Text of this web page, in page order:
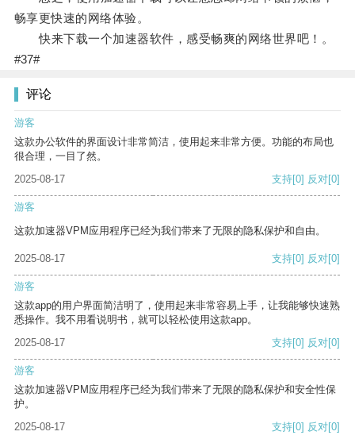
畅享更快速的网络体验。
快来下载一个加速器软件，感受畅爽的网络世界吧！。
#37#
评论
游客
这款办公软件的界面设计非常简洁，使用起来非常方便。功能的布局也
很合理，一目了然。
2025-08-17
支持[0] 反对[0]
游客
这款加速器VPM应用程序已经为我们带来了无限的隐私保护和自由。
2025-08-17 支持[0] 反对[0]
游客
这款app的用户界面简洁明了，使用起来非常容易上手，让我能够快速熟
悉操作。我不用看说明书，就可以轻松使用这款app。
2025-08-17
支持[0] 反对[0]
游客
这款加速器VPM应用程序已经为我们带来了无限的隐私保护和安全性保
护。
2025-08-17
支持[0] 反对[0]